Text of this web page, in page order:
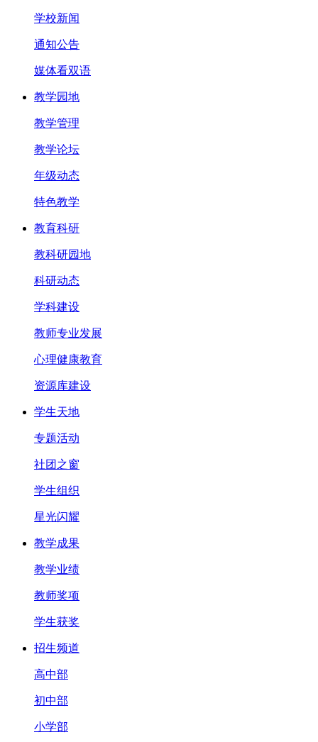
学校新闻
通知公告
媒体看双语
教学园地
教学管理
教学论坛
年级动态
特色教学
教育科研
教科研园地
科研动态
学科建设
教师专业发展
心理健康教育
资源库建设
学生天地
专题活动
社团之窗
学生组织
星光闪耀
教学成果
教学业绩
教师奖项
学生获奖
招生频道
高中部
初中部
小学部